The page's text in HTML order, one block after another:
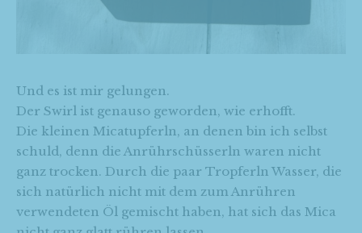
Und es ist mir gelungen.
Der Swirl ist genauso geworden, wie erhofft.
Die kleinen Micatupferln, an denen bin ich selbst
schuld, denn die Anrührschüsserln waren nicht
ganz trocken. Durch die paar Tropferln Wasser, die
sich natürlich nicht mit dem zum Anrühren
verwendeten Öl gemischt haben, hat sich das Mica